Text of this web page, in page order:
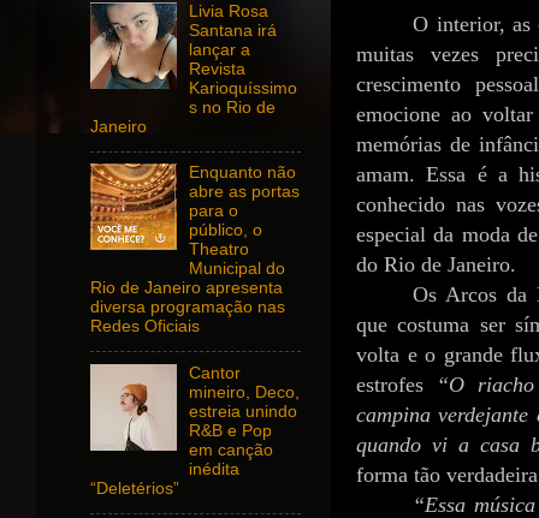
O interior, as
muitas vezes
crescimento
emocione ao
memórias de
amam. Essa é a
conhecido nas
especial da moda
do Rio de Janeiro.
Os Arcos da
que costuma ser
volta e o grande
estrofes
“O
campina
quando vi a casa
forma tão
“Essa
Livia Rosa
Santana irá
lançar a
Revista
Karioquíssimo
s no Rio de
Janeiro
Enquanto não
abre as portas
para o
público, o
Theatro
Municipal do
Rio de Janeiro apresenta
diversa programação nas
Redes Oficiais
Cantor
mineiro, Deco,
estreia unindo
R&B e Pop
em canção
inédita
“Deletérios”